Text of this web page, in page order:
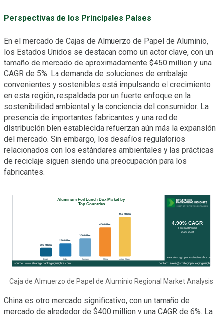
Perspectivas de los Principales Países
En el mercado de Cajas de Almuerzo de Papel de Aluminio,
los Estados Unidos se destacan como un actor clave, con un
tamaño de mercado de aproximadamente $450 million y una
CAGR de 5%. La demanda de soluciones de embalaje
convenientes y sostenibles está impulsando el crecimiento
en esta región, respaldada por un fuerte enfoque en la
sostenibilidad ambiental y la conciencia del consumidor. La
presencia de importantes fabricantes y una red de
distribución bien establecida refuerzan aún más la expansión
del mercado. Sin embargo, los desafíos regulatorios
relacionados con los estándares ambientales y las prácticas
de reciclaje siguen siendo una preocupación para los
fabricantes.
Caja de Almuerzo de Papel de Aluminio Regional Market Analysis
China es otro mercado significativo, con un tamaño de
mercado de alrededor de $400 million y una CAGR de 6%. La